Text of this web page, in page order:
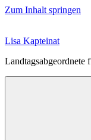
Zum Inhalt springen
Lisa Kapteinat
Landtagsabgeordnete